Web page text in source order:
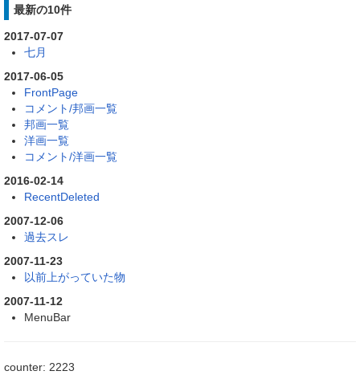
最新の10件
2017-07-07
七月
2017-06-05
FrontPage
コメント/邦画一覧
邦画一覧
洋画一覧
コメント/洋画一覧
2016-02-14
RecentDeleted
2007-12-06
過去スレ
2007-11-23
以前上がっていた物
2007-11-12
MenuBar
counter: 2223